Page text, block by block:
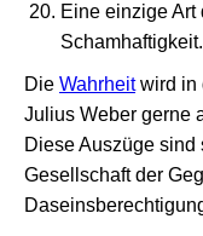
Eine einzige Art
Die Wahrheitwird in
Julius Weber gerne
Diese Auszüge sind
Gesellschaft der